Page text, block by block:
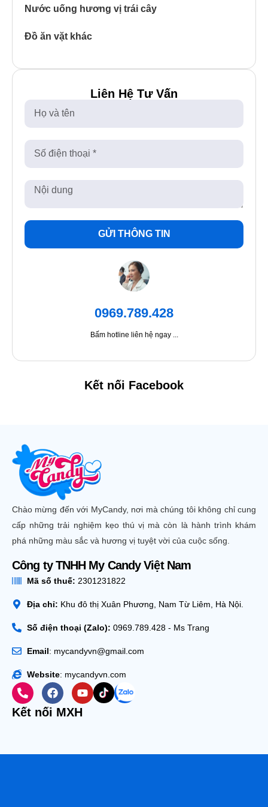
Nước uống hương vị trái cây
Đồ ăn vặt khác
Liên Hệ Tư Vấn
GỬI THÔNG TIN
0969.789.428
Bấm hotline liên hệ ngay ...
Kết nối Facebook
Chào mừng đến với MyCandy, nơi mà chúng tôi không chỉ cung
cấp những trải nghiệm kẹo thú vị mà còn là hành trình khám
phá những màu sắc và hương vị tuyệt vời của cuộc sống.
Công ty TNHH My Candy Việt Nam
Mã số thuế: 2301231822
Địa chỉ: Khu đô thị Xuân Phương, Nam Từ Liêm, Hà Nội.
Số điện thoại (Zalo): 0969.789.428 - Ms Trang
Email: mycandyvn@gmail.com
Website: mycandyvn.com
Kết nối MXH